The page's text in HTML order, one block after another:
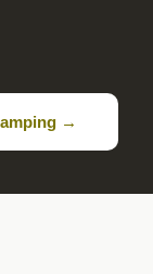
→